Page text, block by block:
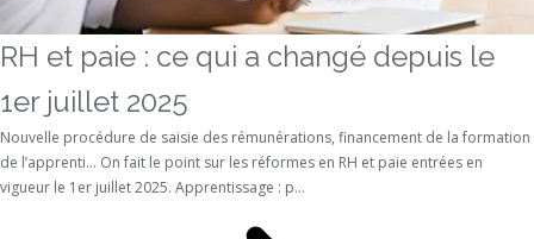
RH et paie : ce qui a changé depuis le
1er juillet 2025
Nouvelle procédure de saisie des rémunérations, financement de la formation
de l’apprenti… On fait le point sur les réformes en RH et paie entrées en
vigueur le 1er juillet 2025. Apprentissage : p...